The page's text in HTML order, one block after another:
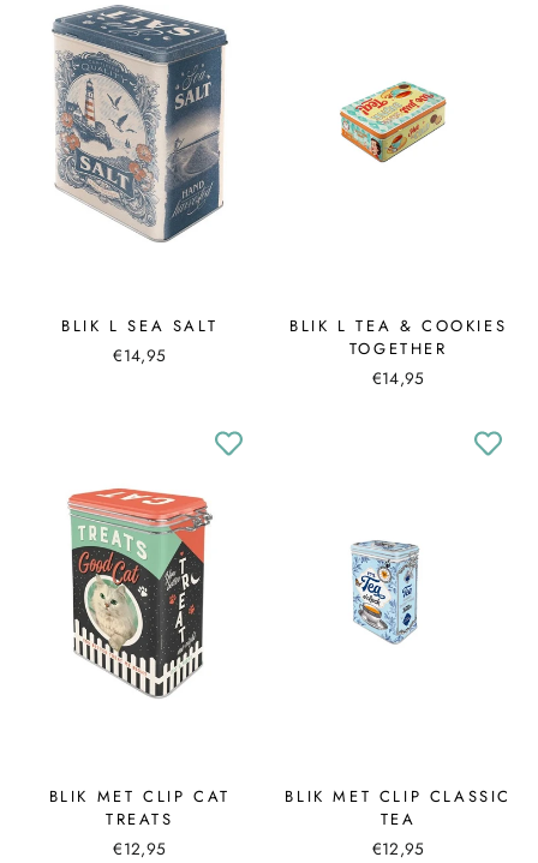
BLIK L SEA SALT
€14,95
BLIK L TEA & COOKIES
TOGETHER
€14,95
BLIK MET CLIP CAT
TREATS
€12,95
BLIK MET CLIP CLASSIC
TEA
€12,95